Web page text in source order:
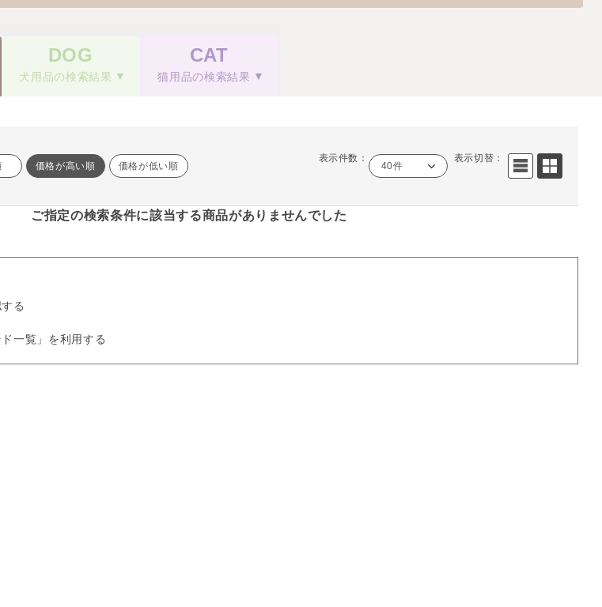
DOG
犬用品の検索結果
CAT
猫用品の検索結果
価格が高い順 価格が低い順
表示件数：
40件
表示切替：
ご指定の検索条件に該当する商品がありませんでした
る
一覧」を利用する